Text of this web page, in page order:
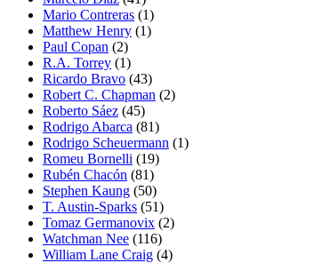
Mario Contreras (1)
Matthew Henry (1)
Paul Copan (2)
R.A. Torrey (1)
Ricardo Bravo (43)
Robert C. Chapman (2)
Roberto Sáez (45)
Rodrigo Abarca (81)
Rodrigo Scheuermann (1)
Romeu Bornelli (19)
Rubén Chacón (81)
Stephen Kaung (50)
T. Austin-Sparks (51)
Tomaz Germanovix (2)
Watchman Nee (116)
William Lane Craig (4)